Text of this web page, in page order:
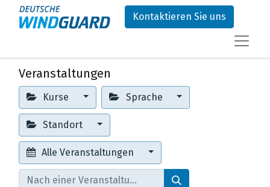
Kontaktieren Sie uns
Veranstaltungen
Kurse Sprache
Standort
Alle Veranstaltungen